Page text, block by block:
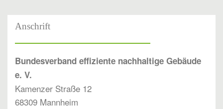
Anschrift
Bundesverband effiziente nachhaltige Gebäude
e. V.
Kamenzer Straße 12
68309 Mannheim